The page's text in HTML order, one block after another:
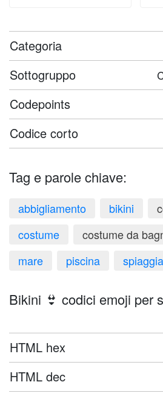
Categoria
Sottogruppo
Codepoints
Codice corto
Tag e parole chiave:
abbigliamento bikini
costume
costume da
mare
piscina spiaggia
Bikini 👙 codici emoji per
HTML hex
HTML dec